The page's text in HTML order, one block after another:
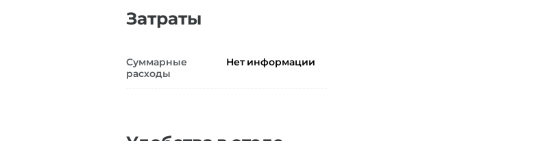
Затраты
Суммарные
расходы
Нет информации